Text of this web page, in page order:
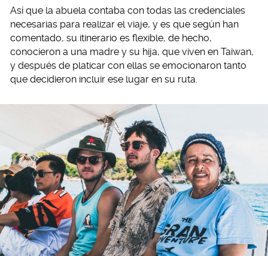
Así que la abuela contaba con todas las credenciales
necesarias para realizar el viaje, y es que según han
comentado, su itinerario es flexible, de hecho,
conocieron a una madre y su hija, que viven en Taiwan,
y después de platicar con ellas se emocionaron tanto
que decidieron incluir ese lugar en su ruta.